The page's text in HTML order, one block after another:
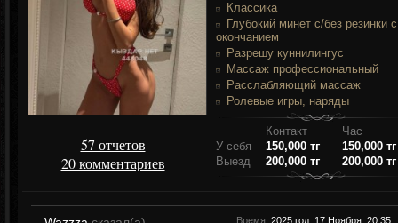
57 отчетов
20 комментариев
Классика
Глубокий минет c/без резинки c
окончанием
Разрешу куннилингус
Массаж профессиональный
Расслабляющий массаж
Ролевые игры, наряды
Контакт
Час
У себя
150,000 тг
150,000 тг
Выезд
200,000 тг 200,000 тг
Время: 2025 год, 17 Ноября, 20:35